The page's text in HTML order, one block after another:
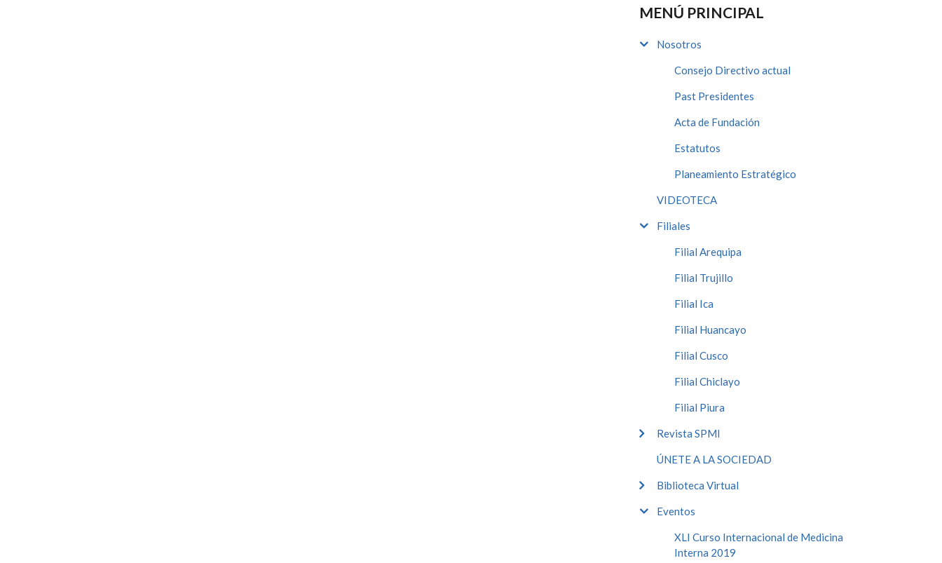
MENÚ PRINCIPAL
Nosotros
Consejo Directivo actual
Past Presidentes
Acta de Fundación
Estatutos
Planeamiento Estratégico
VIDEOTECA
Filiales
Filial Arequipa
Filial Trujillo
Filial Ica
Filial Huancayo
Filial Cusco
Filial Chiclayo
Filial Piura
Revista SPMI
ÚNETE A LA SOCIEDAD
Biblioteca Virtual
Eventos
XLI Curso Internacional de Medicina
Interna 2019